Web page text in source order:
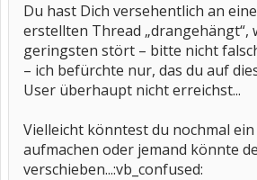
Du hast Dich versehentlich an
erstellten Thread „drangehängt“,
geringsten stört – bitte nicht
– ich befürchte nur, das du auf
User überhaupt nicht erreichst...
Vielleicht könntest du nochmal
aufmachen oder jemand könnte
verschieben...:vb_confused: